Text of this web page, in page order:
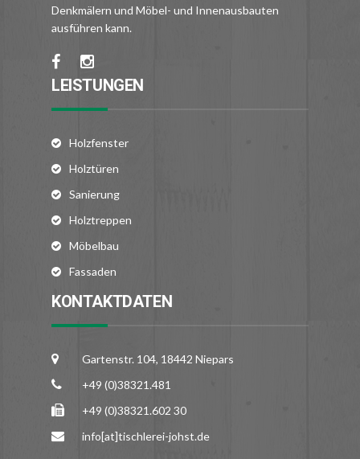
Denkmälern und Möbel- und Innenausbauten
ausführen kann.
LEISTUNGEN
Holzfenster
Holztüren
Sanierung
Holztreppen
Möbelbau
Fassaden
KONTAKTDATEN
Gartenstr. 104, 18442 Niepars
+49 (0)38321.481
+49 (0)38321.602 30
info[at]tischlerei-johst.de